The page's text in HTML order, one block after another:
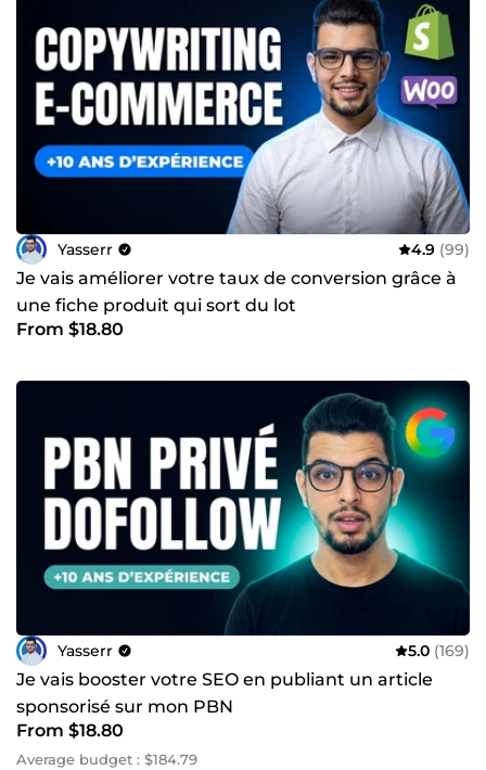
Yasserr 4.9 (99)
Je vais améliorer votre taux de conversion grâce à
une fiche produit qui sort du lot
From $18.80
Yasserr 5.0 (169)
Je vais booster votre SEO en publiant un article
sponsorisé sur mon PBN
From $18.80
Average budget : $184.79